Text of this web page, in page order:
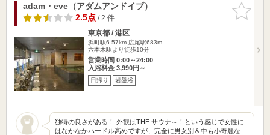
お気に入
りに追加
adam・eve（アダムアンドイブ）
2.5点/ 2 件
東京都 / 港区
浜町駅6.57km 広尾駅683m
六本木駅より徒歩10分
営業時間 0:00～24:00
入浴料金 3,990円～
日帰り 岩盤浴
独特の良さがある！ 外観はTHE サウナ～！という感じで女性に
はなかなかハードル高めですが、完全に男女別＆中も小奇麗な